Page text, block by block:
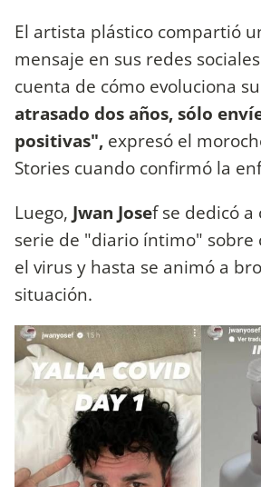
El artista plástico compartió
mensaje en sus redes
cuenta de cómo evoluciona
atrasado dos años, sólo
positivas", expresó el
Stories cuando confirmó la
Luego, Jwan Josef se dedicó
serie de "diario íntimo" sobre
el virus y hasta se animó a
situación.